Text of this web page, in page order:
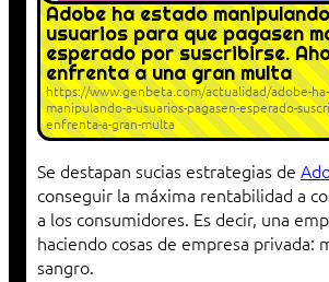
Adobe ha estado
usuarios para que pagasen
esperado por suscribirse.
enfrenta a una gran multa
https://www.genbeta.com/actualidad/adobe-
manipulando-a-usuarios-pagasen-esperado-
enfrenta-a-gran-multa
Se destapan sucias estrategias de
conseguir la máxima rentabilidad a
a los consumidores. Es decir, una
haciendo cosas de empresa privada:
sangro.